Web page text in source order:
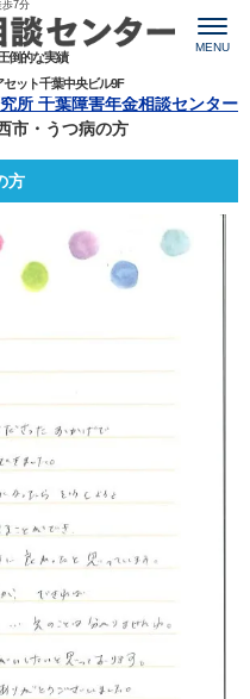
歩7分
倒的な実績
ット千葉中央ビル9F
MENU
所 千葉障害年金相談センター
市・うつ病の方
方